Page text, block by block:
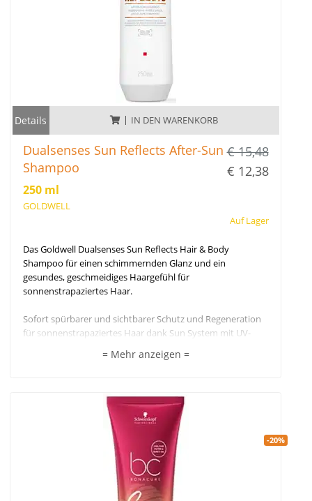
Details IN DEN WARENKORB
Dualsenses Sun Reflects After-Sun
Shampoo
€ 15,48
€ 12,38
250 ml
GOLDWELL
Auf Lager
Das Goldwell Dualsenses Sun Reflects Hair & Body
Shampoo für einen schimmernden Glanz und ein
gesundes, geschmeidiges Haargefühl für
sonnenstrapaziertes Haar.
Sofort spürbarer und sichtbarer Schutz und Regeneration
für sonnenstrapaziertes Haar dank Sun System mit UV-
Microfluid Technology. Reinigt und pflegt Haar und Haut
Haar und ein gesundes und geschmeidiges Haargefühl.
= Mehr anzeigen =
-20%